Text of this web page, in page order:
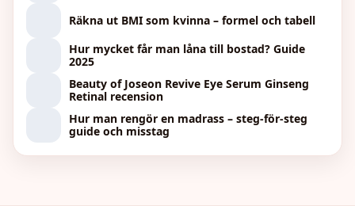
Räkna ut BMI som kvinna – formel och tabell
Hur mycket får man låna till bostad? Guide
2025
Beauty of Joseon Revive Eye Serum Ginseng
Retinal recension
Hur man rengör en madrass – steg-för-steg
guide och misstag